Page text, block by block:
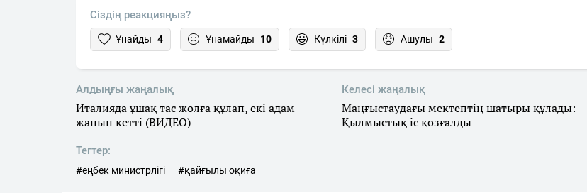
Сіздің реакцияңыз?
Ұнайды 4 Ұнамайды 10 Күлкілі 3 Ашулы 2
Алдыңғы жаңалық
Италияда ұшақ тас жолға құлап, екі адам
жанып кетті (ВИДЕО)
Келесі жаңалық
Маңғыстаудағы мектептің шатыры құлады:
Қылмыстық іс қозғалды
Тегтер:
#еңбек министрлігі #қайғылы оқиға